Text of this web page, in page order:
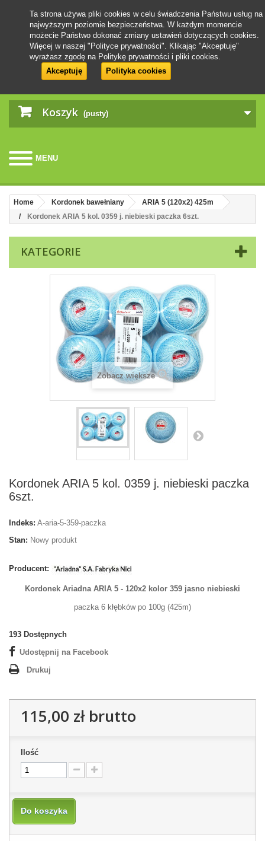
Koszyk (pusty)
MENU
Ta strona używa pliki cookies w celu świadczenia Państwu usług na
najwyższym poziomie bezpieczeństwa. W każdym momencie
możecie Państwo dokonać zmiany ustawień dotyczących cookies.
Więcej w naszej "Polityce prywatności". Klikając "Akceptuję"
wyrażasz zgodę na Politykę prywatności i pliki cookies.
Akceptuję
Polityka cookies
Home Kordonek bawełniany
ARIA 5 (120x2) 425m
Kordonek ARIA 5 kol. 0359 j. niebieski paczka 6szt.
KATEGORIE
Zobacz większe
Kordonek ARIA 5 kol. 0359 j. niebieski paczka
6szt.
Indeks: A-aria-5-359-paczka
Stan: Nowy produkt
Producent:
Kordonek Ariadna ARIA 5 - 120x2 kolor 359 jasno niebieski
paczka 6 kłębków po 100g (425m)
193 Dostępnych
Udostępnij na Facebook
Drukuj
115,00 złbrutto
Ilość
Do koszyka